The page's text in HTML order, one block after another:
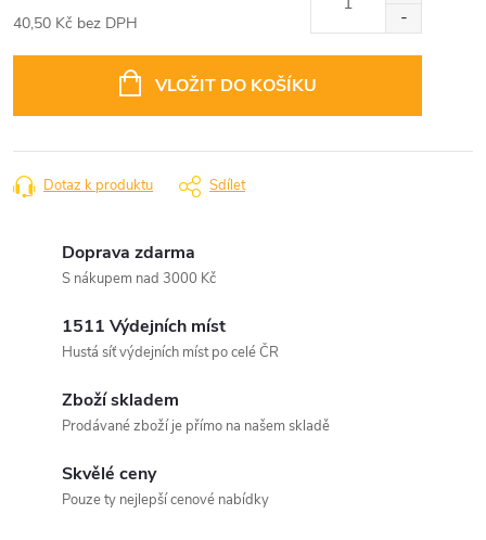
40,50 Kč bez DPH
VLOŽIT DO KOŠÍKU
Dotaz k produktu Sdílet
Doprava zdarma
S nákupem nad 3000 Kč
1511 Výdejních míst
Hustá síť výdejních míst po celé ČR
Zboží skladem
Prodávané zboží je přímo na našem skladě
Skvělé ceny
Pouze ty nejlepší cenové nabídky